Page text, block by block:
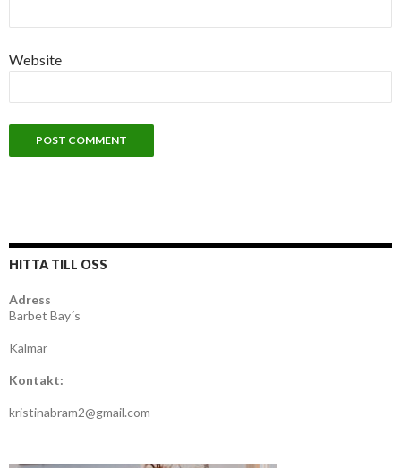
Website
HITTA TILL OSS
Adress
Barbet Bay´s
Kalmar
Kontakt:
kristinabram2@gmail.com